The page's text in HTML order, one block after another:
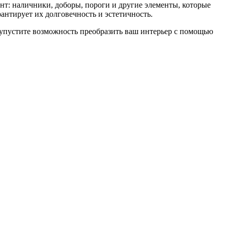
наличники, доборы, пороги и другие элементы, которые
их долговечность и эстетичность.
возможность преобразить ваш интерьер с помощью